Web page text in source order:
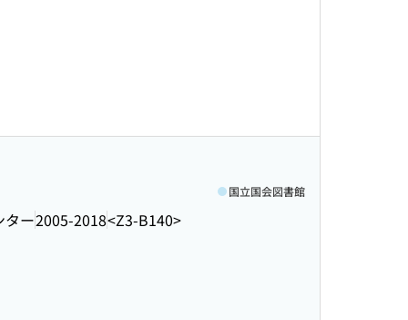
ター2005-2018<Z3-B140>
国立国会図書館